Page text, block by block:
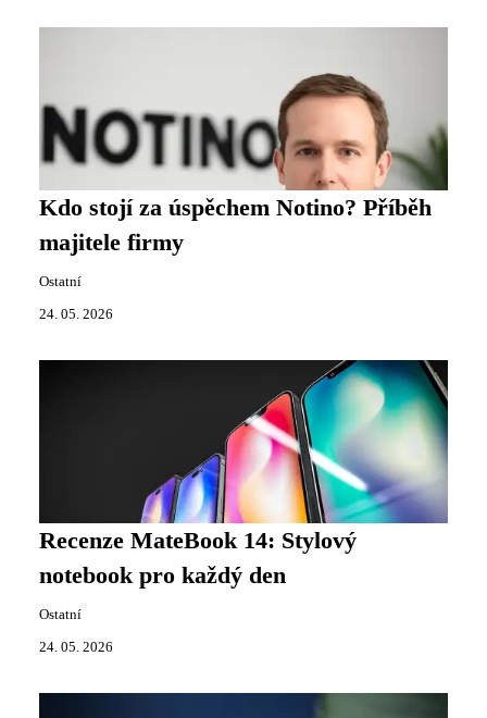
Kdo stojí za úspěchem Notino? Příběh
majitele firmy
Ostatní
24. 05. 2026
Recenze MateBook 14: Stylový
notebook pro každý den
Ostatní
24. 05. 2026